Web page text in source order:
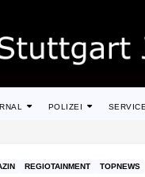
POLIZEI
REGIOTAINMENT TOPNEWS